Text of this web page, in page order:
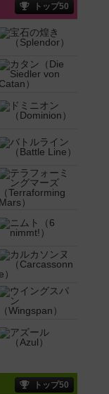
トップ50
トップ50